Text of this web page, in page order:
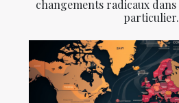
changements radicaux